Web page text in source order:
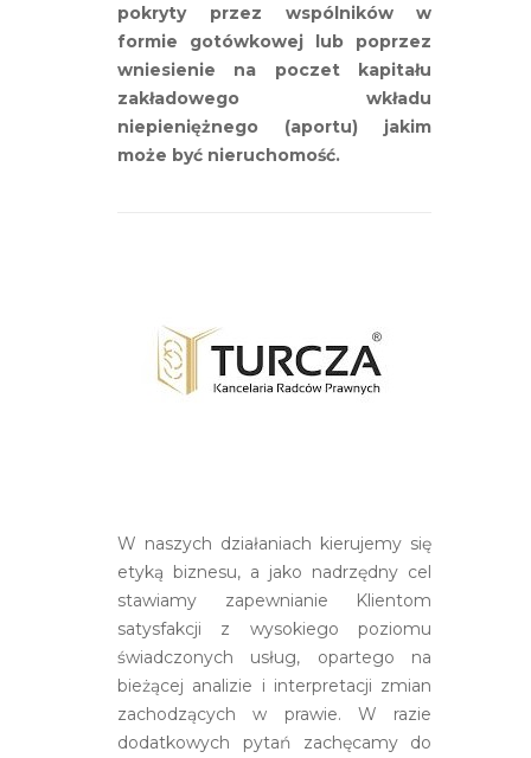
pokryty przez wspólników w
formie gotówkowej lub poprzez
wniesienie na poczet kapitału
zakładowego wkładu
niepieniężnego (aportu) jakim
może być nieruchomość.
W naszych działaniach kierujemy się
etyką biznesu, a jako nadrzędny cel
stawiamy zapewnianie Klientom
satysfakcji z wysokiego poziomu
świadczonych usług, opartego na
bieżącej analizie i interpretacji zmian
zachodzących w prawie. W razie
dodatkowych pytań zachęcamy do